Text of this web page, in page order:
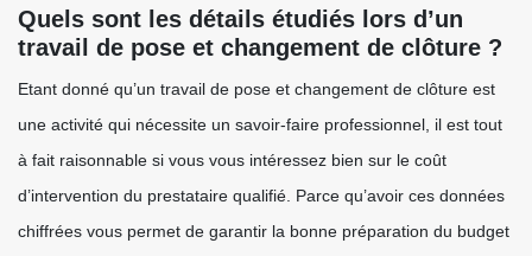
Quels sont les détails étudiés lors d’un
travail de pose et changement de clôture ?
Etant donné qu’un travail de pose et changement de clôture est
une activité qui nécessite un savoir-faire professionnel, il est tout
à fait raisonnable si vous vous intéressez bien sur le coût
d’intervention du prestataire qualifié. Parce qu’avoir ces données
chiffrées vous permet de garantir la bonne préparation du budget